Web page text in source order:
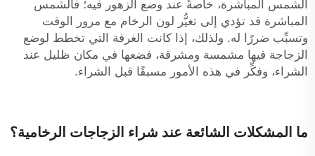
الشمس المباشرة، خاصةً عند وضع الزهور فيه؛ فالشمس
المباشرة قد تؤدي إلى تغيُّر لون الرخام مع مرور الوقت
وتسبِّب ضررًا له. ولذلك، إذا كانت الغرفة التي تخطط لوضع
الزجاجة فيها مشمسة ومشرقة، فضعها في مكان ظليل عند
الشراء، وفكِّر في هذه الأمور مسبقًا قبل الشراء.
ما المشكلات الشائعة عند شراء الزجاجات الرخامية؟